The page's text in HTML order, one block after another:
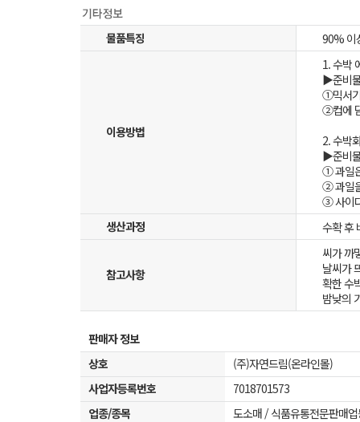
물품특징 90% 이
이용방법
1. 수박
▶준비
①믹서
②컵에
2. 수박
▶준비
① 과일
② 과일
③ 사이
생산과정
수확 후
참고사항
씨가 까
날씨가
확한 수
밤낮의
판매자 정보
상호
(주)자연드림(온라인몰)
사업자등록번호
7018701573
업종/종목
도소매 / 식품유통전문판매